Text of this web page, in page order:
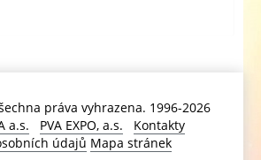
práva vyhrazena. 1996-2026
a.s. PVA EXPO, a.s.
Kontakty
údajů Mapa stránek